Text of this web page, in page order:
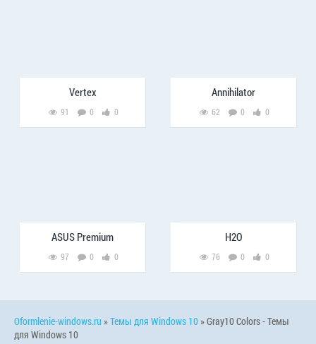
Vertex
91 0 0
Annihilator
62 0 0
ASUS Premium
97 0 0
H2O
76 0 0
Oformlenie-windows.ru »Темы для Windows 10 » Gray10 Colors - Темы
для Windows 10